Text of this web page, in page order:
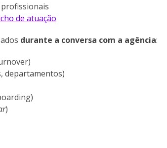
profissionais
de atuação
durante a conversa com a agência:
departamentos)
)